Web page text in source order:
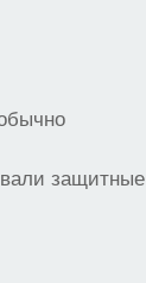
защитные